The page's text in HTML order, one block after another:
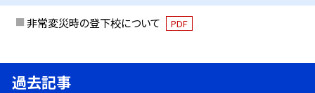
非常変災時の登下校について PDF
過去記事